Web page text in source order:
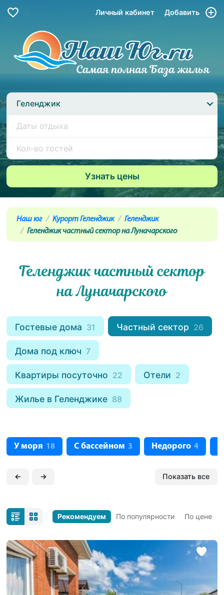
Личный кабинет Добавить
Геленджик
Наш юг Курорт Геленджик
Геленджик
Геленджик частный сектор на Луначарского
Геленджик частный сектор
на Луначарского
Гостевые дома 31 Частный сектор 26
Дома под ключ 7
Квартиры посуточно 22 Отели 2
Жилье в Геленджике 88
У моря 18 С бассейном 3 Недорого 4
← → Показать все
Рекомендуем По популярности По цене